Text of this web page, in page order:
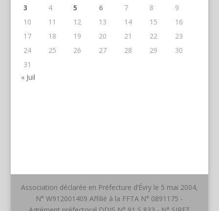
3
4 5 6 7 8
9
10
11 12 13 14 15
16
17
18 19 20 21 22
23
24
25 26 27 28 29
30
31
« Juil
Association déclarée en Préfecture d’Évry le 5 mai 2004,
N° W912001409 Affilié à la FFTA N° 0891175 -